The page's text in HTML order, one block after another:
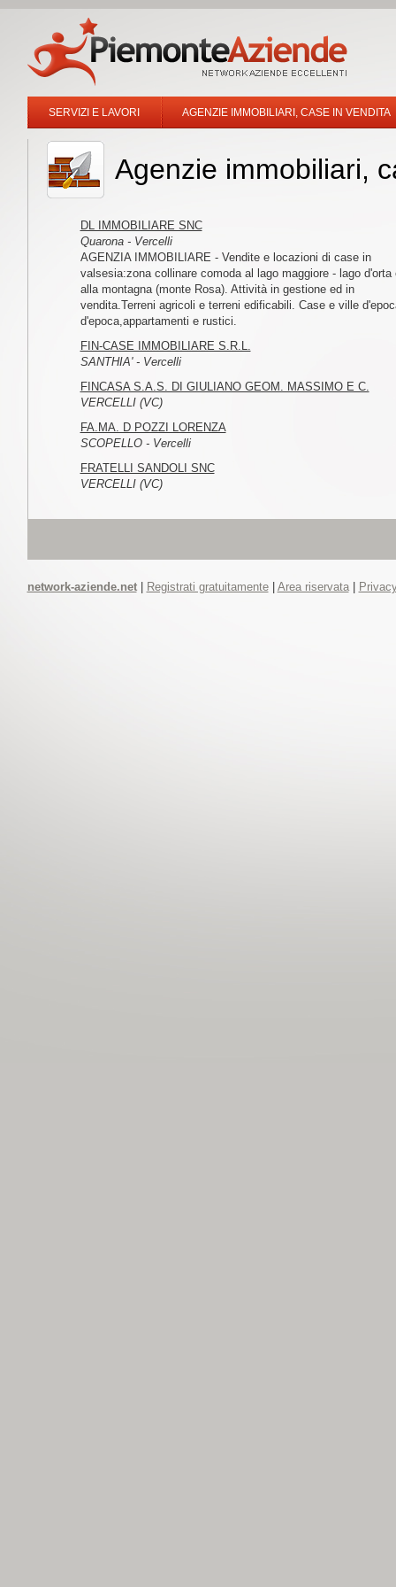
SERVIZI E LAVORI AGENZIE IMMOBILIARI, CASE IN VENDITA
Agenzie immobiliari,
DL IMMOBILIARE SNC
Quarona - Vercelli
AGENZIA IMMOBILIARE - Vendite e locazioni di case in
valsesia:zona collinare comoda al lago maggiore - lago d'orta
alla montagna (monte Rosa). Attività in gestione ed in
vendita.Terreni agricoli e terreni edificabili. Case e ville
d'epoca,appartamenti e rustici.
FIN-CASE IMMOBILIARE S.R.L.
SANTHIA' - Vercelli
FINCASA S.A.S. DI GIULIANO GEOM. MASSIMO E C.
VERCELLI (VC)
FA.MA. D POZZI LORENZA
SCOPELLO - Vercelli
FRATELLI SANDOLI SNC
VERCELLI (VC)
network-aziende.net| Registrati gratuitamente| Area riservata|